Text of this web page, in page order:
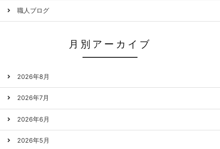
職人ブログ
月別アーカイブ
2026年8月
2026年7月
2026年6月
2026年5月